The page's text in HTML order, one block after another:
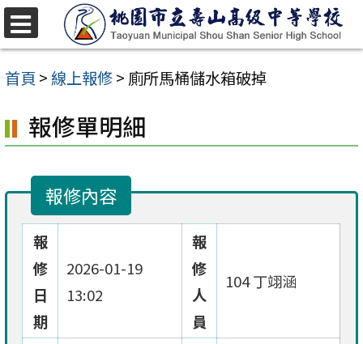
跳
至
主
內
容
首頁 >線上報修> 廁所馬桶儲水箱破掉
報修單明細
報修內容
報
修
日
期
2026-01-19
13:02
報
修
人
員
104 丁翊涵
選
單